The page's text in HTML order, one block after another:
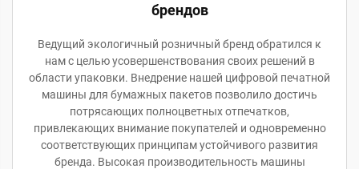
брендов
Ведущий экологичный розничный бренд обратился к
нам с целью усовершенствования своих решений в
области упаковки. Внедрение нашей цифровой печатной
машины для бумажных пакетов позволило достичь
потрясающих полноцветных отпечатков,
привлекающих внимание покупателей и одновременно
соответствующих принципам устойчивого развития
бренда. Высокая производительность машины